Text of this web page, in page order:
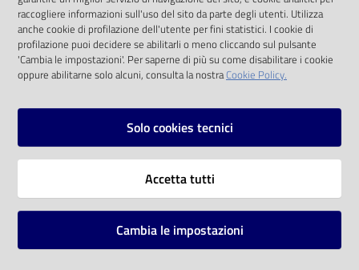
Chiedi al
bibliotecario
comunitaria 2003/98/CE e dal d.lgs. 36/2006
SOCIAL
Instagram
Vai alla pagina
Mappa del sito
raccogliere informazioni sull'uso del sito da parte degli utenti. Utilizza
anche cookie di profilazione dell'utente per fini statistici. I cookie di
profilazione puoi decidere se abilitarli o meno cliccando sul pulsante
'Cambia le impostazioni'. Per saperne di più su come disabilitare i cookie
oppure abilitarne solo alcuni, consulta la nostraCookie Policy.
Solo cookies tecnici
Accetta tutti
Cambia le impostazioni